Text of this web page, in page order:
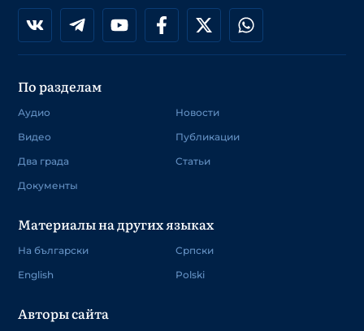
По разделам
Аудио
Видео
Два града
Документы
Новости
Публикации
Статьи
Материалы на других языках
На български
English
Српски
Polski
Авторы сайта